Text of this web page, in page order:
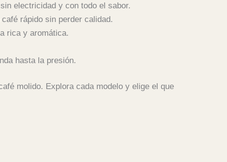
electricidad y con todo el sabor.
rápido sin perder calidad.
rica y aromática.
hasta la presión.
molido. Explora cada modelo y elige el que